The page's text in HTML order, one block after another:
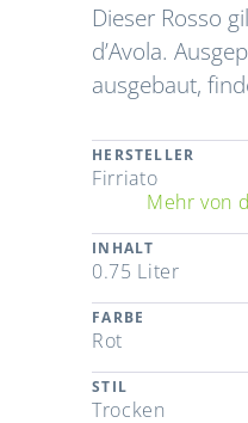
Dieser Rosso
d’Avola.
ausgebaut,
HERSTELLER
Firriato
Mehr von
INHALT
0.75 Liter
FARBE
Rot
STIL
Trocken